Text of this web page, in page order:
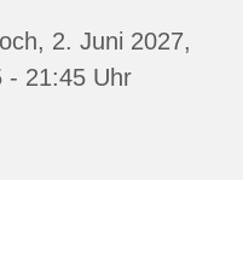
2. Juni 2027,
- 21:45 Uhr